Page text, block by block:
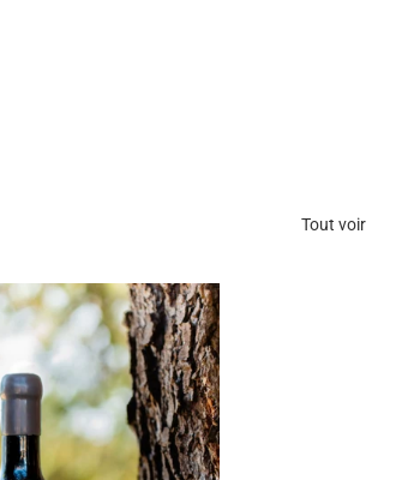
Tout voir